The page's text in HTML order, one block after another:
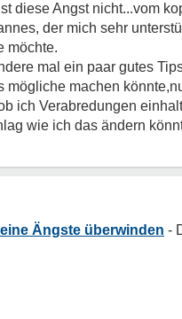
diese Angst nicht...vom
der mich sehr
möchte.
mal ein paar gutes
mögliche machen
ich Verabredungen
wie ich das ändern
Ängste überwinden